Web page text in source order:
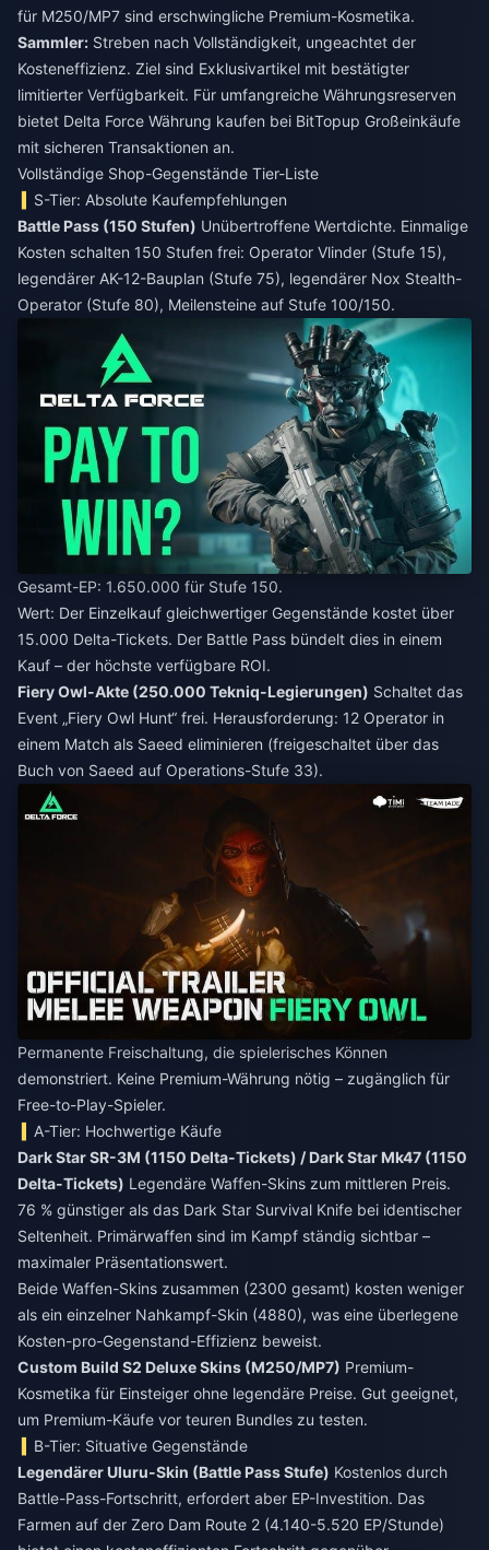
für M250/MP7 sind erschwingliche Premium-Kosmetika.
Sammler: Streben nach Vollständigkeit, ungeachtet der
Kosteneffizienz. Ziel sind Exklusivartikel mit bestätigter
limitierter Verfügbarkeit. Für umfangreiche Währungsreserven
bietet Delta Force Währung kaufen bei BitTopup Großeinkäufe
mit sicheren Transaktionen an.
Vollständige Shop-Gegenstände Tier-Liste
S-Tier: Absolute Kaufempfehlungen
Battle Pass (150 Stufen) Unübertroffene Wertdichte. Einmalige
Kosten schalten 150 Stufen frei: Operator Vlinder (Stufe 15),
legendärer AK-12-Bauplan (Stufe 75), legendärer Nox Stealth-
Operator (Stufe 80), Meilensteine auf Stufe 100/150.
Gesamt-EP: 1.650.000 für Stufe 150.
Wert: Der Einzelkauf gleichwertiger Gegenstände kostet über
15.000 Delta-Tickets. Der Battle Pass bündelt dies in einem
Kauf – der höchste verfügbare ROI.
Fiery Owl-Akte (250.000 Tekniq-Legierungen) Schaltet das
Event „Fiery Owl Hunt“ frei. Herausforderung: 12 Operator in
einem Match als Saeed eliminieren (freigeschaltet über das
Buch von Saeed auf Operations-Stufe 33).
Permanente Freischaltung, die spielerisches Können
demonstriert. Keine Premium-Währung nötig – zugänglich für
Free-to-Play-Spieler.
A-Tier: Hochwertige Käufe
Dark Star SR-3M (1150 Delta-Tickets) / Dark Star Mk47 (1150
Delta-Tickets) Legendäre Waffen-Skins zum mittleren Preis.
76 % günstiger als das Dark Star Survival Knife bei identischer
Seltenheit. Primärwaffen sind im Kampf ständig sichtbar –
maximaler Präsentationswert.
Beide Waffen-Skins zusammen (2300 gesamt) kosten weniger
als ein einzelner Nahkampf-Skin (4880), was eine überlegene
Kosten-pro-Gegenstand-Effizienz beweist.
Custom Build S2 Deluxe Skins (M250/MP7) Premium-
Kosmetika für Einsteiger ohne legendäre Preise. Gut geeignet,
um Premium-Käufe vor teuren Bundles zu testen.
B-Tier: Situative Gegenstände
Legendärer Uluru-Skin (Battle Pass Stufe) Kostenlos durch
Battle-Pass-Fortschritt, erfordert aber EP-Investition. Das
Farmen auf der Zero Dam Route 2 (4.140-5.520 EP/Stunde)